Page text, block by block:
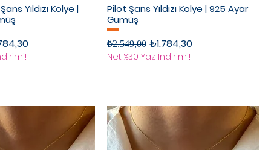
Yıldızı Kolye |
Fiyat
Pilot Şans Yıldızı Kolye | 925 Ayar
Gümüş
Normal Fiyat
₺2.549,00 İndirimli Fiyat
₺1.784,30
Net %30 Yaz İndirimi!